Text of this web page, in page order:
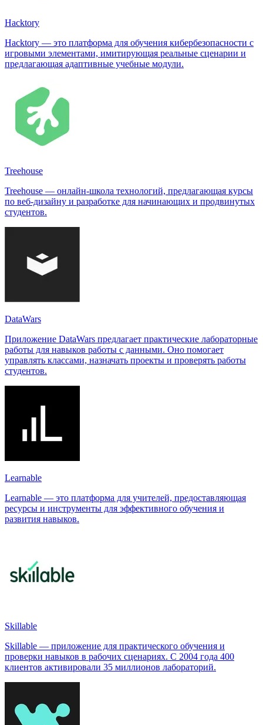
Hacktory
Hacktory — это платформа для обучения кибербезопасности с
игровыми элементами, имитирующая реальные сценарии и
предлагающая адаптивные учебные модули.
Treehouse
Treehouse — онлайн-школа технологий, предлагающая курсы
по веб-дизайну и разработке для начинающих и продвинутых
студентов.
DataWars
Приложение DataWars предлагает практические лабораторные
работы для навыков работы с данными. Оно помогает
управлять классами, назначать проекты и проверять работы
студентов.
Learnable
Learnable — это платформа для учителей, предоставляющая
ресурсы и инструменты для эффективного обучения и
развития навыков.
Skillable
Skillable — приложение для практического обучения и
проверки навыков в рабочих сценариях. С 2004 года 400
клиентов активировали 35 миллионов лабораторий.